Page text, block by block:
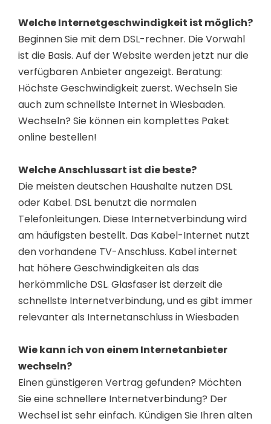
Welche Internetgeschwindigkeit ist möglich?
Beginnen Sie mit dem DSL-rechner. Die Vorwahl
ist die Basis. Auf der Website werden jetzt nur die
verfügbaren Anbieter angezeigt. Beratung:
Höchste Geschwindigkeit zuerst. Wechseln Sie
auch zum schnellste Internet in Wiesbaden.
Wechseln? Sie können ein komplettes Paket
online bestellen!
Welche Anschlussart ist die beste?
Die meisten deutschen Haushalte nutzen DSL
oder Kabel. DSL benutzt die normalen
Telefonleitungen. Diese Internetverbindung wird
am häufigsten bestellt. Das Kabel-Internet nutzt
den vorhandene TV-Anschluss. Kabel internet
hat höhere Geschwindigkeiten als das
herkömmliche DSL. Glasfaser ist derzeit die
schnellste Internetverbindung, und es gibt immer
relevanter als Internetanschluss in Wiesbaden
Wie kann ich von einem Internetanbieter
wechseln?
Einen günstigeren Vertrag gefunden? Möchten
Sie eine schnellere Internetverbindung? Der
Wechsel ist sehr einfach. Kündigen Sie Ihren alten